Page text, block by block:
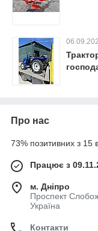
Про нас
73% позитивних з 15
Працює з
м. Дніпро
Проспект
Україна
Контакти